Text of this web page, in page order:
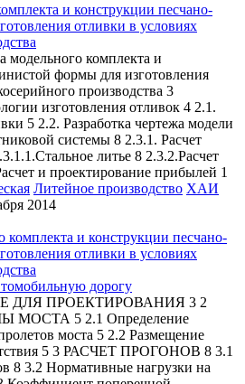
и конструкции песчано-
отливки в условиях
модельного комплекта и
формы для изготовления
производства 3
изготовления отливок 4 2.1.
5 2.2. Разработка чертежа модели
системы 8 2.3.1. Расчет
литье 8 2.3.2.Расчет
и проектирование прибылей 1
Литейное производство ХАИ
2014
дорогу
ДЛЯ ПРОЕКТИРОВАНИЯ 3 2
5 2.1 Определение
моста 5 2.2 Размещение
5 3 РАСЧЕТ ПРОГОНОВ 8 3.1
8 3.2 Нормативные нагрузки на